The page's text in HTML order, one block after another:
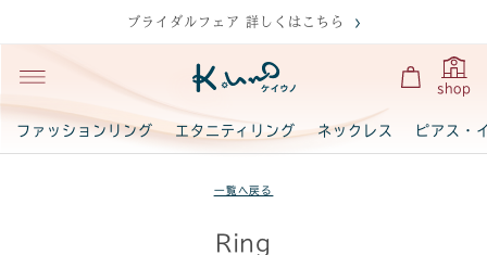
ブライダルフェア 詳しくはこちら
shop
ファッションリング エタニティリング ネックレス ピアス・
一覧へ戻る
Ring